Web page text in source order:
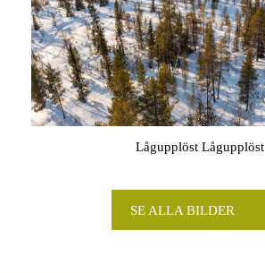
Lågupplöst Lågupplöst
SE ALLA BILDER